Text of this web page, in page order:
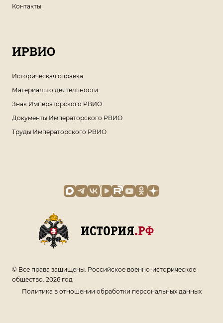
Контакты
ИРВИО
Историческая справка
Материалы о деятельности
Знак Императорского РВИО
Документы Императорского РВИО
Труды Императорского РВИО
© Все права защищены. Российское военно-историческое
общество. 2026 год
Политика в отношении обработки персональных данных